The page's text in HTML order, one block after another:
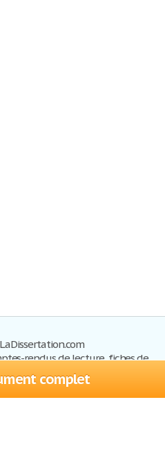
complet
rendus de lecture, fiches de
du BAC